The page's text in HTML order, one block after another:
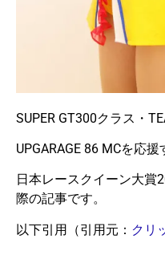
SUPER GT300クラス・
UPGARAGE 86 MCを応
日本レースクイーン大賞
際の記事です。
以下引用（引用元： クリ